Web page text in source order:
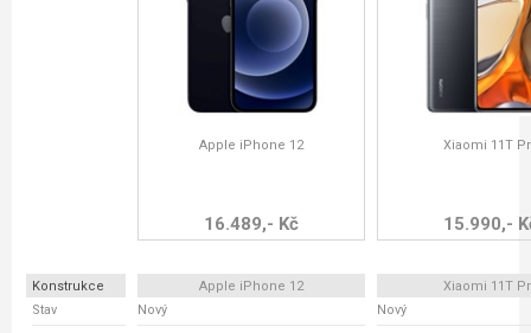
Apple iPhone 12
16.489,- Kč
Xiaomi 11T
15.990,-
Konstrukce Apple iPhone 12
Xiaomi 11T
Stav
Nový Nový